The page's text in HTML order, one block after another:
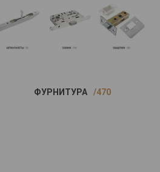
ФУРНИТУРА 470